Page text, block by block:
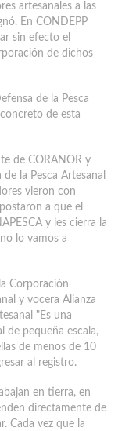
artesanales a las
En CONDEPP
sin efecto el
de dichos
de la Pesca
de esta
de CORANOR y
la Pesca Artesanal
vieron con
a que el
y les cierra la
lo vamos a
Corporación
y vocera Alianza
"Es una
de pequeña escala,
de menos de 10
al registro.
en tierra, en
directamente de
Cada vez que la